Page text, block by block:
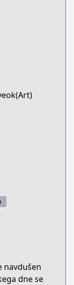
navdušen
dne se